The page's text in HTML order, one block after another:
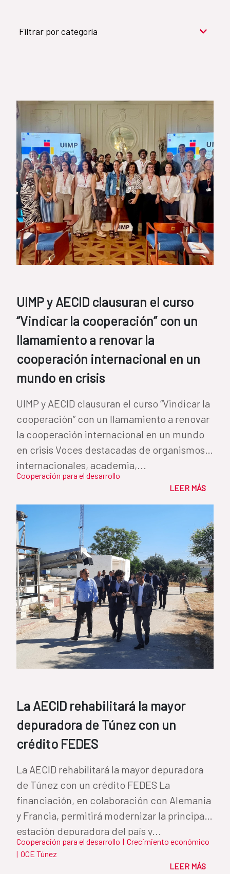
Filtrar por categoría
Objetivos de Desarrollo Sostenible (524)
Género (500)
AMÉRICA LATINA Y CARIBE (490)
España (486)
Agua y saneamiento (333)
Salud (265)
Educación (225)
UIMP y AECID clausuran el curso
“Vindicar la cooperación” con un
llamamiento a renovar la
cooperación internacional en un
mundo en crisis
UIMP y AECID clausuran el curso “Vindicar la
cooperación” con un llamamiento a renovar
la cooperación internacional en un mundo
en crisis Voces destacadas de organismos
internacionales, academia,...
Cooperación para el desarrollo
LEER MÁS
La AECID rehabilitará la mayor
depuradora de Túnez con un
crédito FEDES
La AECID rehabilitará la mayor depuradora
de Túnez con un crédito FEDES La
financiación, en colaboración con Alemania
y Francia, permitirá modernizar la principal
estación depuradora del país y...
Cooperación para el desarrollo | Crecimiento económico
| OCE Túnez
LEER MÁS